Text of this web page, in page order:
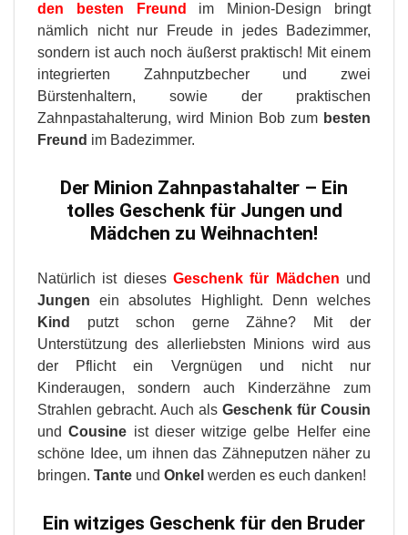
den besten Freund
im Minion-Design bringt
nämlich nicht nur Freude in jedes Badezimmer,
sondern ist auch noch äußerst praktisch! Mit einem
integrierten Zahnputzbecher und zwei
Bürstenhaltern, sowie der praktischen
Zahnpastahalterung, wird Minion Bob zum besten
Freund im Badezimmer.
Der Minion Zahnpastahalter – Ein
tolles Geschenk für Jungen und
Mädchen zu Weihnachten!
Natürlich ist dieses Geschenk für Mädchen und
Jungen ein absolutes Highlight. Denn welches
Kind
putzt schon gerne Zähne? Mit der
Unterstützung des allerliebsten Minions wird aus
der Pflicht ein Vergnügen und nicht nur
Kinderaugen, sondern auch Kinderzähne zum
Strahlen gebracht. Auch als Geschenk für Cousin
undCousine ist dieser witzige gelbe Helfer eine
schöne Idee, um ihnen das Zähneputzen näher zu
bringen. Tante und Onkel werden es euch danken!
Ein witziges Geschenk für den Bruder